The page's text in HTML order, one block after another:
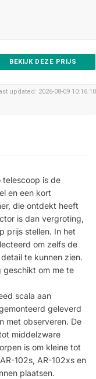
BEKIJK DEZE PRIJS
updated: 2026-08-09 10:16:10
telescoop is de
en een kort
die ontdekt heeft
is dan vergroting,
prijs stellen. In het
om zelfs de
te kunnen zien.
geschikt om me te
scala aan
geleverd
met observeren. De
middelzware
is om kleine tot
102s, AR-102xs en
plaatsen.